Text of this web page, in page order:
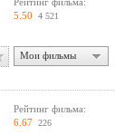
5.50 4 521
Мои фильмы
Рейтинг фильма:
6.67 226